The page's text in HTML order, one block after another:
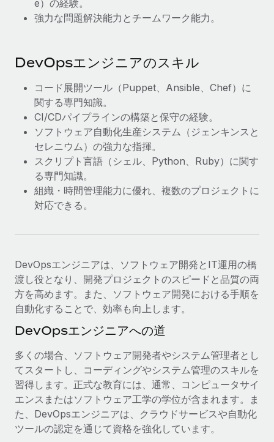
詳細を見る
e）の経験。
強力な問題解決能力とチームワーク能力。
DevOpsエンジニアのスキル
コード展開ツール（Puppet、Ansible、Chef）に
関する専門知識。
CI/CDパイプラインの構築と保守の経験。
ソフトウェア自動化生産システム（ジェンキンスと
セレニウム）の強力な指揮。
スクリプト言語（シェル、Python、Ruby）に関す
る専門知識。
組織・時間管理能力に優れ、複数のプロジェクトに
対応できる。
DevOpsエンジニアは、ソフトウェア開発とIT運用の橋
渡し役となり、開発プロジェクトのスピードと品質の両
方を高めます。また、ソフトウェア開発における手順を
自動化することで、効率も向上します。
DevOpsエンジニアへの道
多くの場合、ソフトウェア開発者やシステム管理者とし
てスタートし、コーディングやシステム管理のスキルを
習得します。正式な教育には、通常、コンピュータサイ
エンスまたはソフトウェア工学の学位が含まれます。ま
た、DevOpsエンジニアは、クラウドサービスや自動化
ツールの認定を通じて資格を強化しています。